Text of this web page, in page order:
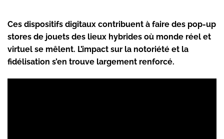
Ces dispositifs digitaux contribuent à faire des pop-up
stores de jouets des lieux hybrides où monde réel et
virtuel se mêlent. L’impact sur la notoriété et la
fidélisation s’en trouve largement renforcé.